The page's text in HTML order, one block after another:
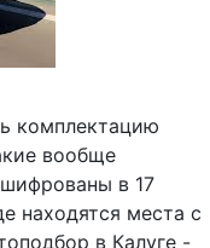
комплектацию
вообще
в 17
находятся места с
в Калуге -